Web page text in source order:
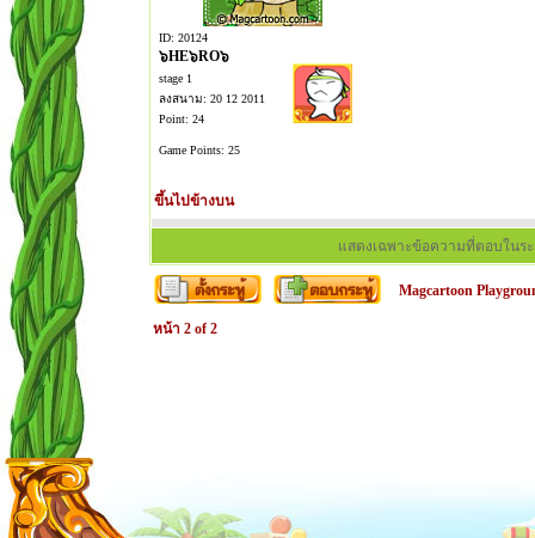
ID: 20124
๖HE๖RO๖
stage 1
ลงสนาม: 20 12 2011
Point: 24
Game Points: 25
ขึ้นไปข้างบน
แสดงเฉพาะข้อความที่ตอบในร
Magcartoon
หน้า2 of2